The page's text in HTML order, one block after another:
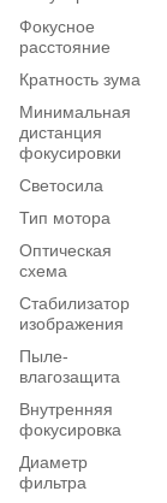
Фокусное
расстояние
Кратность зума
Минимальная
дистанция
фокусировки
Светосила
Тип мотора
Оптическая
схема
Стабилизатор
изображения
Пыле-
влагозащита
Внутренняя
фокусировка
Диаметр
фильтра